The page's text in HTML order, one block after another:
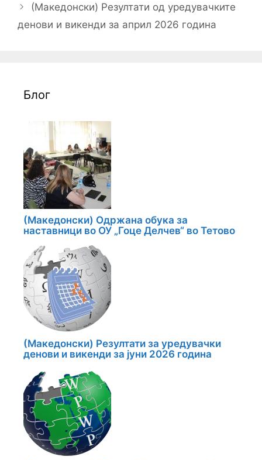
(Македонски) Резултати од уредувачките
денови и викенди за април 2026 година
Блог
(Македонски) Одржана обука за
наставници во ОУ „Гоце Делчев“ во Тетово
(Македонски) Резултати за уредувачки
денови и викенди за јуни 2026 година